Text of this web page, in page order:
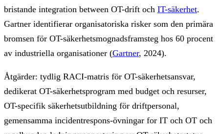
bristande integration between OT-drift och IT-säkerhet.
Gartner identifierar organisatoriska risker som den primära
bromsen för OT-säkerhetsmognadsframsteg hos 60 procent
av industriella organisationer (Gartner, 2024).
Åtgärder: tydlig RACI-matris för OT-säkerhetsansvar,
dedikerat OT-säkerhetsprogram med budget och resurser,
OT-specifik säkerhetsutbildning för driftpersonal,
gemensamma incidentrespons-övningar for IT och OT och